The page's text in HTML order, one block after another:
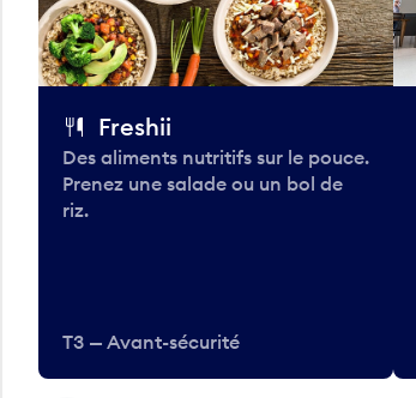
Freshii
Des aliments nutritifs sur le pouce.
Prenez une salade ou un bol de
riz.
T3 — Avant-sécurité